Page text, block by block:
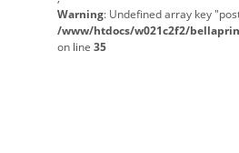
Warning: Undefined array key
/www/htdocs/w021c2f2/
on line 35